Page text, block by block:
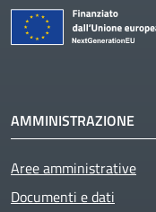
AMMINISTRAZIONE
Aree amministrative
Documenti e dati